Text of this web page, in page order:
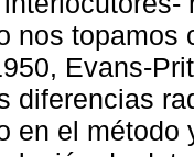
nos topamos
Evans-
diferencias
en el método